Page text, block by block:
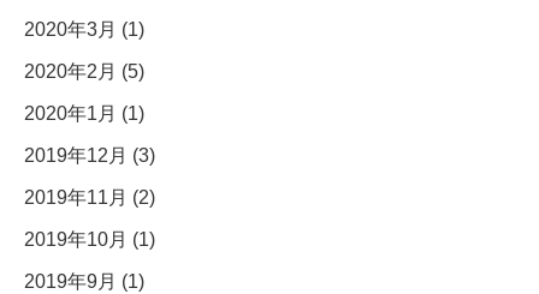
2020年3月 (1)
2020年2月 (5)
2020年1月 (1)
2019年12月 (3)
2019年11月 (2)
2019年10月 (1)
2019年9月 (1)